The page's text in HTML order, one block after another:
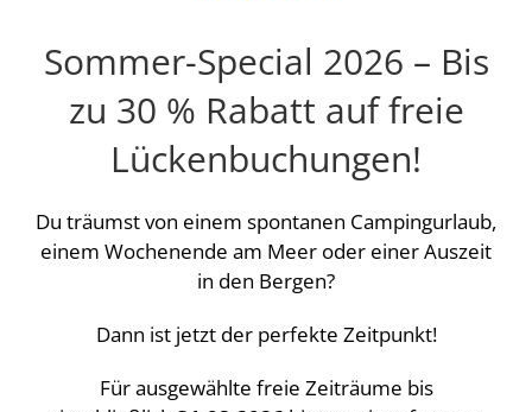
Sommer-Special 2026 – Bis
zu 30 % Rabatt auf freie
Lückenbuchungen!
Du träumst von einem spontanen Campingurlaub,
einem Wochenende am Meer oder einer Auszeit
in den Bergen?
Dann ist jetzt der perfekte Zeitpunkt!
Für ausgewählte freie Zeiträume bis